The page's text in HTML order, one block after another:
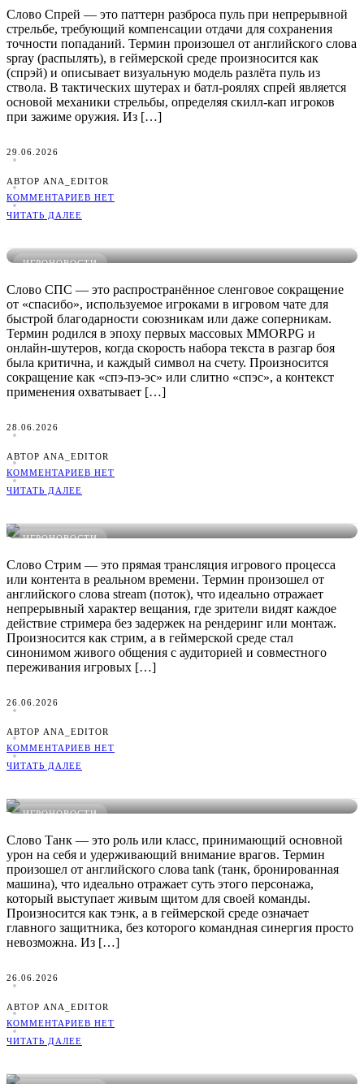
Слово Спрей — это паттерн разброса пуль при непрерывной
стрельбе, требующий компенсации отдачи для сохранения
точности попаданий. Термин произошел от английского слова
spray (распылять), в геймерской среде произносится как
(спрэй) и описывает визуальную модель разлёта пуль из
ствола. В тактических шутерах и батл-роялях спрей является
основой механики стрельбы, определяя скилл-кап игроков
при зажиме оружия. Из […]
29.06.2026
АВТОР ANA_EDITOR
КОММЕНТАРИЕВ НЕТ
ЧИТАТЬ ДАЛЕЕ
ИГРОНОВОСТИ
Слово СПС — это распространённое сленговое сокращение
от «спасибо», используемое игроками в игровом чате для
быстрой благодарности союзникам или даже соперникам.
Термин родился в эпоху первых массовых MMORPG и
онлайн-шутеров, когда скорость набора текста в разгар боя
была критична, и каждый символ на счету. Произносится
сокращение как «спэ-пэ-эс» или слитно «спэс», а контекст
применения охватывает […]
28.06.2026
АВТОР ANA_EDITOR
КОММЕНТАРИЕВ НЕТ
ЧИТАТЬ ДАЛЕЕ
ИГРОНОВОСТИ
Слово Стрим — это прямая трансляция игрового процесса
или контента в реальном времени. Термин произошел от
английского слова stream (поток), что идеально отражает
непрерывный характер вещания, где зрители видят каждое
действие стримера без задержек на рендеринг или монтаж.
Произносится как стрим, а в геймерской среде стал
синонимом живого общения с аудиторией и совместного
переживания игровых […]
26.06.2026
АВТОР ANA_EDITOR
КОММЕНТАРИЕВ НЕТ
ЧИТАТЬ ДАЛЕЕ
ИГРОНОВОСТИ
Слово Танк — это роль или класс, принимающий основной
урон на себя и удерживающий внимание врагов. Термин
произошел от английского слова tank (танк, бронированная
машина), что идеально отражает суть этого персонажа,
который выступает живым щитом для своей команды.
Произносится как тэнк, а в геймерской среде означает
главного защитника, без которого командная синергия просто
невозможна. Из […]
26.06.2026
АВТОР ANA_EDITOR
КОММЕНТАРИЕВ НЕТ
ЧИТАТЬ ДАЛЕЕ